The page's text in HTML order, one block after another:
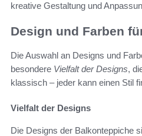
kreative Gestaltung und
Design und Farben
Die Auswahl an Designs und
besondere Vielfalt der Designs,
klassisch – jeder kann einen Stil
Vielfalt der Designs
Die Designs der Balkonteppiche